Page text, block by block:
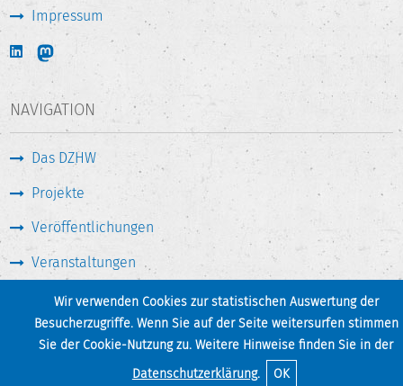
Wir verwenden Cookies zur statistischen Auswertung der
Besucherzugriffe. Wenn Sie auf der Seite weitersurfen stimmen
Sie der Cookie-Nutzung zu. Weitere Hinweise finden Sie in der
Datenschutzerklärung. OK
Impressum
NAVIGATION
Das DZHW
Projekte
Veröffentlichungen
Veranstaltungen
Medien & Service
Zum Seitenanfang